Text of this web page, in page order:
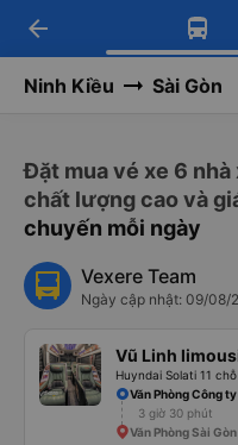
Tải app
Nhận ưu
Tải app
-30k/ghế
arrow_back
Ninh Kiều Sài Gòn
Đặt mua vé xe 6
chất lượng cao và
chuyến mỗi ngày
Vexere Team
Ngày cập nhật: 09/08/
Vũ Linh
Huyndai Solati 11 chỗ
Văn Phòng Công
3 giờ 30 phút
Văn Phòng Sài Gòn